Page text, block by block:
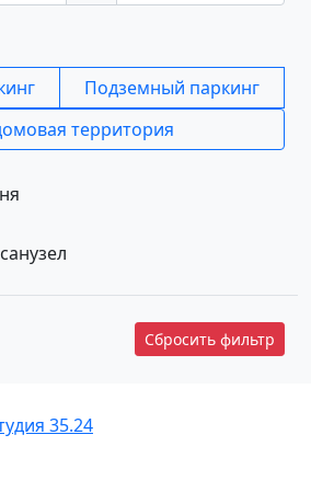
Подземный паркинг
территория
Сбросить фильтр